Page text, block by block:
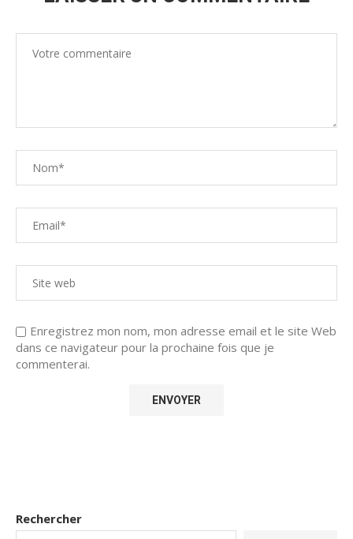
Enregistrez mon nom, mon adresse email et le site Web
dans ce navigateur pour la prochaine fois que je
commenterai.
Rechercher